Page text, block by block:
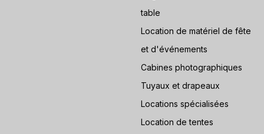
table
Location de matériel de fête
et d'événements
Cabines photographiques
Tuyaux et drapeaux
Locations spécialisées
Location de tentes